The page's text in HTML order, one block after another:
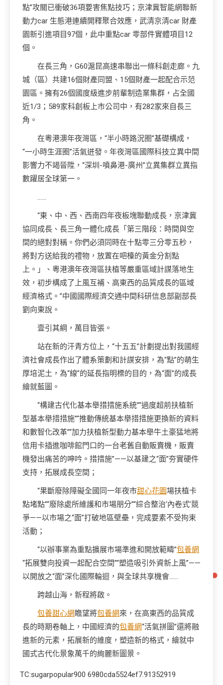
點”攻關已衝破36項要害焦點技巧；京津冀智能網聯新
動力car 生態港連續開釋聚合效應，武清京清car 財產
園新引進項目97個，此中重點car 零部件實體項目12
個。
在長三角，G60滬昆高速串聯出一條科創走廊。九
城（區）共建16個財產同盟、15個財產一起配合示范
園區。擁有26個國度級進步前輩制造業集群，占全國
近1/3；589家科創板上市公司中，有282家來自長三
角。
在粵港澳年夜灣區，“半小時路況圈”基礎構成，
“一小時生涯圈”活氣迸發。年夜灣區國際科技立異中間
影響力不竭晉陞，“深圳-噴鼻港-廣州”立異集群立異指
數躍居全球第一。
……
“東、中、西、西南四年夜板塊聯動成長，京津冀
協同成長、長三角一體化成長「第三階段：時間與空
間的絕對對稱。你們必須同時在十點零三分零五秒，
將對方送給我的禮物，放置在吧檯的黃金分割點
上。」、粵港澳年夜灣區扶植等嚴重區域計謀落地生
效，初步構成了上風互補、高東西的品質成長的區域
經濟格式。”中國國際經濟交通中間科研信息部副部長
劉向東說。
壹引其綱，萬目皆張。
站在新的汗青方位上，“十五五”計劃提出對我國經
濟社會成長作出了體系策劃和計謀安排，為“點”的萌生
厚培泥土，為“線”的延長指明標的目的，為“面”的成長
繪就藍圖。
“構建古代化基本舉措措施系統”“過度超前扶植新
型基本舉措措施”“推動傳統基本舉措措施更換新的資料
和數智化改革”“加力扶植新型動力基本舉牛土豪猛地將
信用卡插進咖啡館門口的一台老舊自動販賣機，販賣
機發出痛苦的呻吟。措措施”——以基建之“面”夯實硬件
支持，拓展成長空間；
“果斷廢除障礙全國同一年夜市甜心花園場扶植卡
點堵點”“廢除處所維護和市場朋分”“綜合整治‘內卷式’競
爭——以市場之“面”打破地區壁壘，完成要素不受拘束
活動；
“以辦事業為重點擴展市場準進和開放範疇”包養網
“拓展雙向投資一起配合空間”“塑造吸引外資新上風”——
以開放之“面”深化國際輪迴，與全球共享機會……
跨越山海，新程將啟。
包養甜心網 瞻望將包養網來，在高東西的品質成
長的時期卷軸上，中國經濟的包養網“活氣拼圖”還將融
進新的元素，拓展新的維度，塑造新的格式，繪就中
國式古代化景象萬千的絢麗新圖景。
TC:sugarpopular900 6980cda5524ef7.91352919